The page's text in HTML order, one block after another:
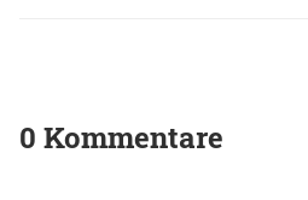
0 Kommentare